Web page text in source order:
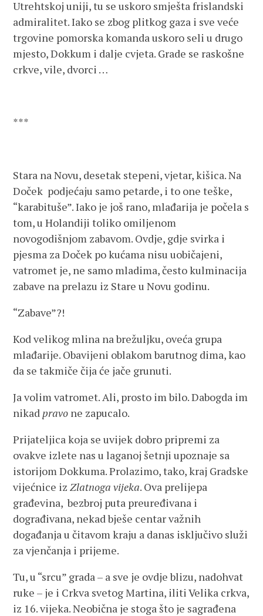
Utrehtskoj uniji, tu se uskoro smješta frislandski
admiralitet. Iako se zbog plitkog gaza i sve veće
trgovine pomorska komanda uskoro seli u drugo
mjesto, Dokkum i dalje cvjeta. Grade se raskošne
crkve, vile, dvorci …
***
Stara na Novu, desetak stepeni, vjetar, kišica. Na
Doček podjećaju samo petarde, i to one teške,
“karabituše”. Iako je još rano, mlađarija je počela s
tom, u Holandiji toliko omiljenom
novogodišnjom zabavom. Ovdje, gdje svirka i
pjesma za Doček po kućama nisu uobičajeni,
vatromet je, ne samo mladima, često kulminacija
zabave na prelazu iz Stare u Novu godinu.
“Zabave”?!
Kod velikog mlina na brežuljku, oveća grupa
mlađarije. Obavijeni oblakom barutnog dima, kao
da se takmiče čija će jače grunuti.
Ja volim vatromet. Ali, prosto im bilo. Dabogda im
nikad pravo ne zapucalo.
Prijateljica koja se uvijek dobro pripremi za
ovakve izlete nas u laganoj šetnji upoznaje sa
istorijom Dokkuma. Prolazimo, tako, kraj Gradske
vijećnice izZlatnoga vijeka. Ova prelijepa
građevina, bezbroj puta preuređivana i
dograđivana, nekad bješe centar važnih
događanja u čitavom kraju a danas isključivo služi
za vjenčanja i prijeme.
Tu, u “srcu” grada – a sve je ovdje blizu, nadohvat
ruke – je i Crkva svetog Martina, iliti Velika crkva,
iz 16. vijeka. Neobična je stoga što je sagrađena